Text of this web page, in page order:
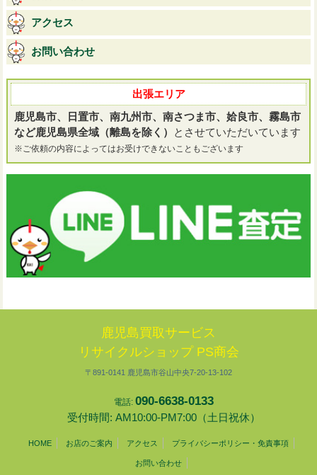
アクセス
お問い合わせ
出張エリア
鹿児島市、日置市、南九州市、南さつま市、姶良市、霧島市
など鹿児島県全域（離島を除く）
とさせていただいています
※ご依頼の内容によってはお受けできないこともございます
鹿児島買取サービス
リサイクルショップ PS商会
〒891-0141 鹿児島市谷山中央7-20-13-102
電話: 090-6638-0133
受付時間: AM10:00-PM7:00（土日祝休）
HOME お店のご案内 アクセス プライバシーポリシー・免責事項
お問い合わせ